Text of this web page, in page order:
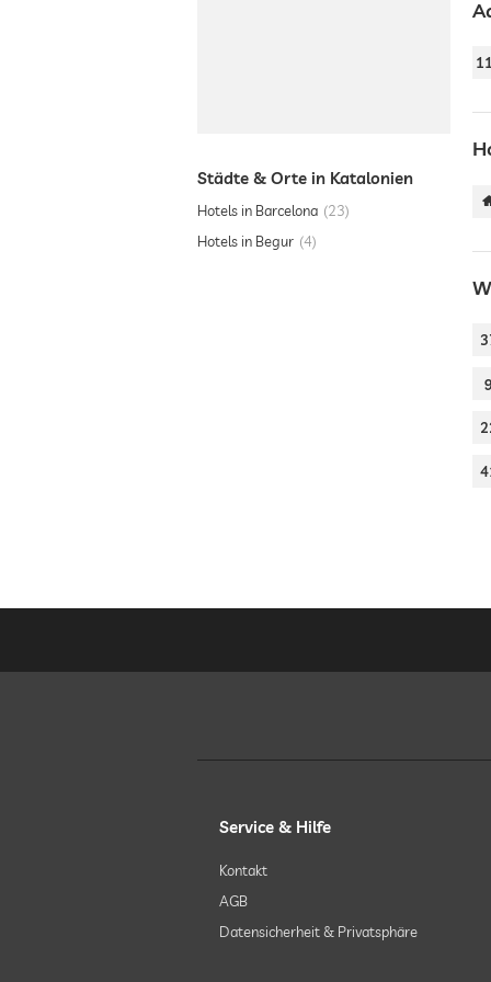
Städte & Orte in Katalonien
Hotels in Barcelona
23
Hotels in Begur 4
Service & Hilfe
Kontakt
AGB
Datensicherheit & Privatsphäre